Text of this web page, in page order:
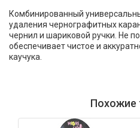
Комбинированный
удаления чернографитных
чернил и шариковой ручки. Не
обеспечивает чистое и
каучука.
Похожие